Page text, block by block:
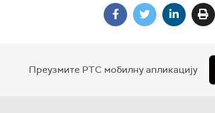
Преузмите РТС мобилну апликацију